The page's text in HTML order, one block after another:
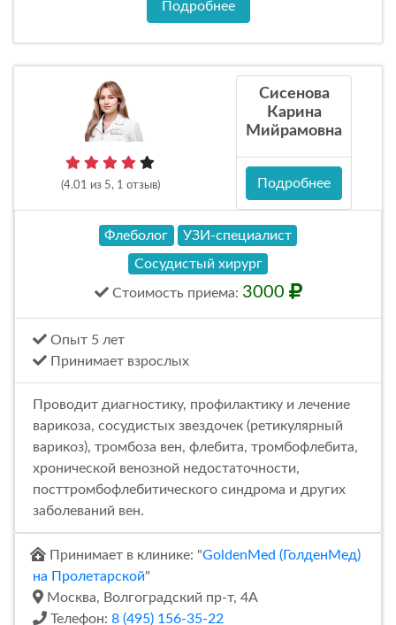
Подробнее
(4.01 из 5, 1 отзыв)
Сисенова
Карина
Мийрамовна
Подробнее
Флеболог
УЗИ-специалист
Сосудистый хирург
Стоимость приема: 3000
Опыт 5 лет
Принимает взрослых
Проводит диагностику, профилактику и лечение
варикоза, сосудистых звездочек (ретикулярный
варикоз), тромбоза вен, флебита, тромбофлебита,
хронической венозной недостаточности,
посттромбофлебитического синдрома и других
заболеваний вен.
Принимает в клинике: "GoldenMed (ГолденМед)
на Пролетарской"
Москва, Волгоградский пр-т, 4А
Телефон: 8 (495) 156-35-22